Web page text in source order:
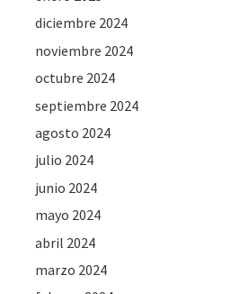
diciembre 2024
noviembre 2024
octubre 2024
septiembre 2024
agosto 2024
julio 2024
junio 2024
mayo 2024
abril 2024
marzo 2024